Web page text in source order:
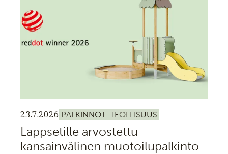
23.7.2026 PALKINNOT TEOLLISUUS
Lappsetille arvostettu
kansainvälinen muotoilupalkinto